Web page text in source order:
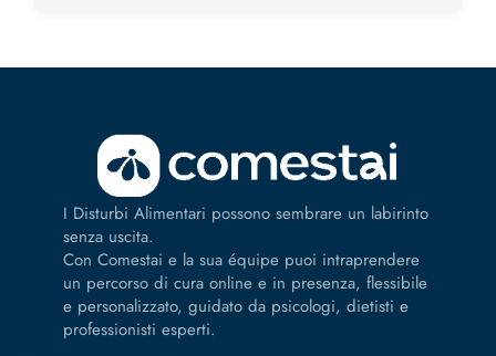
I Disturbi Alimentari possono sembrare un labirinto
senza uscita.
Con Comestai e la sua équipe puoi intraprendere
un percorso di cura online e in presenza, flessibile
e personalizzato, guidato da psicologi, dietisti e
professionisti esperti.